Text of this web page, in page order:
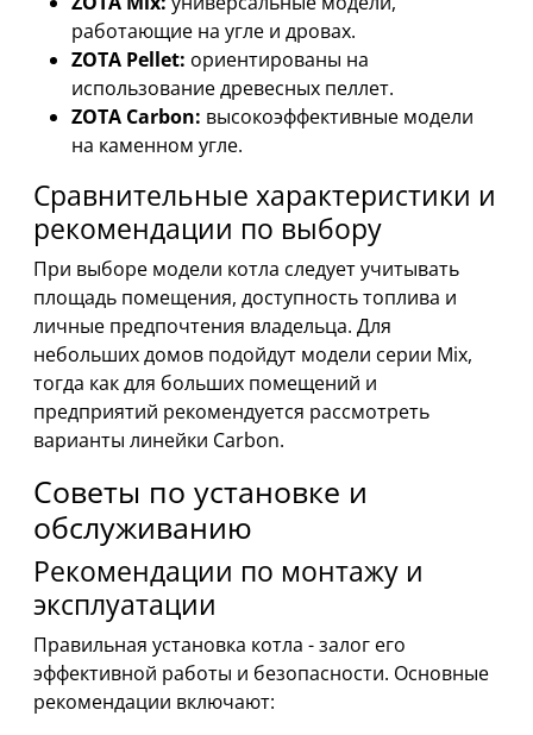
работающие на угле и дровах.
ZOTA Pellet: ориентированы на
использование древесных пеллет.
ZOTA Carbon: высокоэффективные модели
на каменном угле.
Сравнительные характеристики и
рекомендации по выбору
При выборе модели котла следует учитывать
площадь помещения, доступность топлива и
личные предпочтения владельца. Для
небольших домов подойдут модели серии Mix,
тогда как для больших помещений и
предприятий рекомендуется рассмотреть
варианты линейки Carbon.
Советы по установке и
обслуживанию
Рекомендации по монтажу и
эксплуатации
Правильная установка котла - залог его
эффективной работы и безопасности. Основные
рекомендации включают: